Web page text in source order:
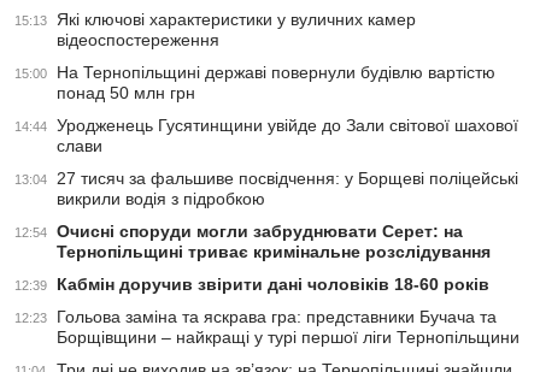
15:13
Які ключові характеристики у вуличних камер
відеоспостереження
15:00
На Тернопільщині державі повернули будівлю вартістю
понад 50 млн грн
14:44
Уродженець Гусятинщини увійде до Зали світової шахової
слави
13:04
27 тисяч за фальшиве посвідчення: у Борщеві поліцейські
викрили водія з підробкою
12:54
Очисні споруди могли забруднювати Серет: на
Тернопільщині триває кримінальне розслідування
12:39 Кабмін доручив звірити дані чоловіків 18-60 років
12:23
Гольова заміна та яскрава гра: представники Бучача та
Борщівщини – найкращі у турі першої ліги Тернопільщини